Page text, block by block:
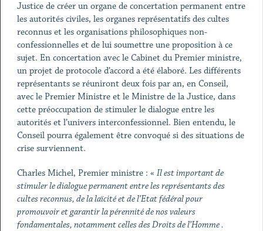
Justice de créer un organe de concertation permanent entre
les autorités civiles, les organes représentatifs des cultes
reconnus et les organisations philosophiques non-
confessionnelles et de lui soumettre une proposition à ce
sujet. En concertation avec le Cabinet du Premier ministre,
un projet de protocole d’accord a été élaboré. Les différents
représentants se réuniront deux fois par an, en Conseil,
avec le Premier Ministre et le Ministre de la Justice, dans
cette préoccupation de stimuler le dialogue entre les
autorités et l’univers interconfessionnel. Bien entendu, le
Conseil pourra également être convoqué si des situations de
crise surviennent.
Charles Michel, Premier ministre : « Il est important de
stimuler le dialogue permanent entre les représentants des
cultes reconnus, de la laïcité et de l’Etat fédéral pour
promouvoir et garantir la pérennité de nos valeurs
fondamentales, notamment celles des Droits de l’Homme .